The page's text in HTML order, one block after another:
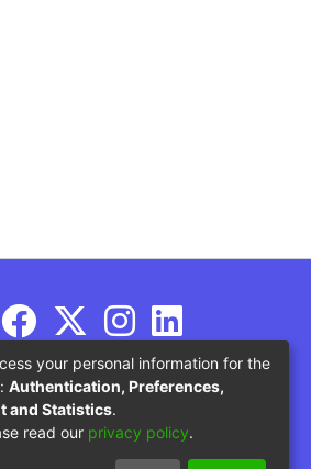
de Educación
your personal information for the
Authentication, Preferences,
and Statistics.
read our privacy policy.